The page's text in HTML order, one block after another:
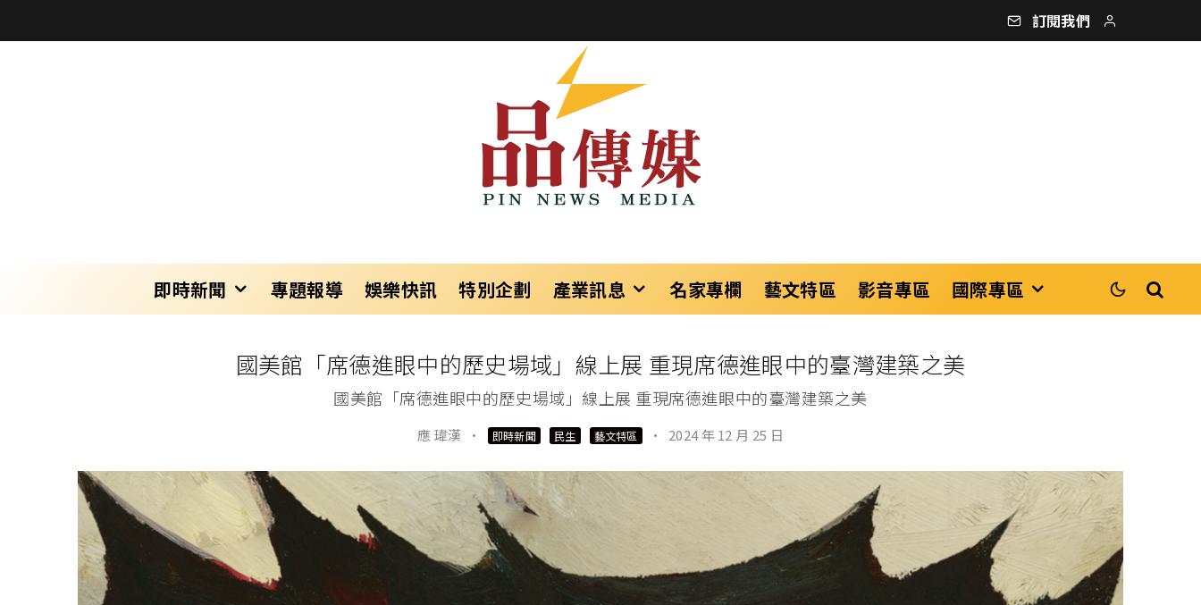
訂閱我們
即時新聞 專題報導 娛樂快訊 特別企劃 產業訊息 名家專欄 藝文特區 影音專區 國際專區
國美館「席德進眼中的歷史場域」線上展 重現席德進眼中的臺灣建築之美
國美館「席德進眼中的歷史場域」線上展 重現席德進眼中的臺灣建築之美
應 瑋漢 · 即時新聞 民生 藝文特區 · 2024 年 12 月 25 日